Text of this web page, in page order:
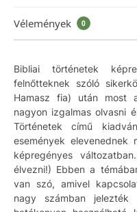
Vélemények 0
Bibliai történetek
felnőtteknek szóló
Hamasz fia) után most
nagyon izgalmas olvasni
Történetek című
események
képregényes
élvezni!) Ebben a
van szó, amivel
nagy számban jelezték